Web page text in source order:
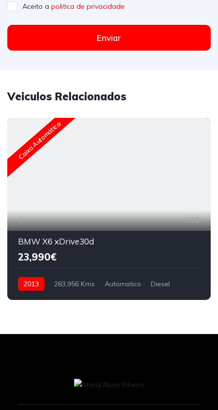
Aceito a politica de privacidade
Enviar
Veiculos Relacionados
Caixa Automática
29
BMW X6 xDrive30d
23,990€
2013 263,956 Kms Automatico Diesel